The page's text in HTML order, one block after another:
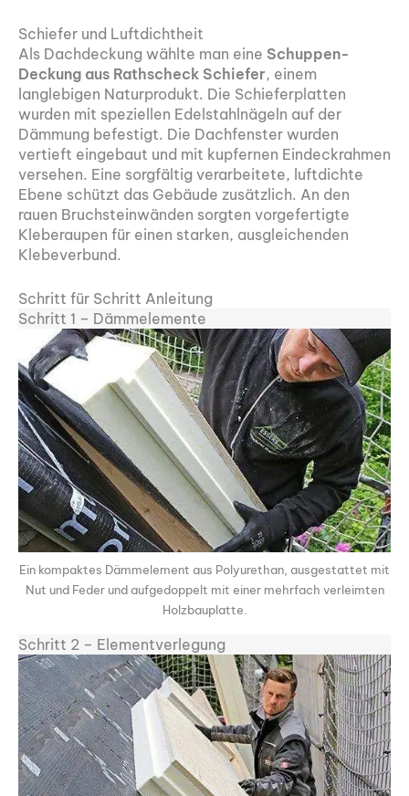
Schiefer und Luftdichtheit
Als Dachdeckung wählte man eine Schuppen-
Deckung aus Rathscheck Schiefer, einem
langlebigen Naturprodukt. Die Schieferplatten
wurden mit speziellen Edelstahlnägeln auf der
Dämmung befestigt. Die Dachfenster wurden
vertieft eingebaut und mit kupfernen Eindeckrahmen
versehen. Eine sorgfältig verarbeitete, luftdichte
Ebene schützt das Gebäude zusätzlich. An den
rauen Bruchsteinwänden sorgten vorgefertigte
Kleberaupen für einen starken, ausgleichenden
Klebeverbund.
Schritt für Schritt Anleitung
Schritt 1 – Dämmelemente
Ein kompaktes Dämmelement aus Polyurethan, ausgestattet mit
Nut und Feder und aufgedoppelt mit einer mehrfach verleimten
Holzbauplatte.
Schritt 2 – Elementverlegung